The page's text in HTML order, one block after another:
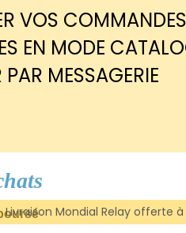
VOS
EN MODE
MESSAGERIE